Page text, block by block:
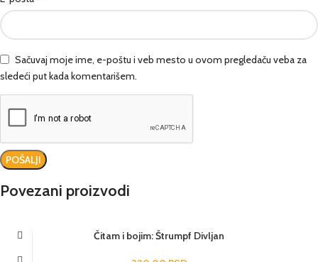
Sačuvaj moje ime, e-poštu i veb mesto u ovom pregledaču veba za
sledeći put kada komentarišem.
Povezani proizvodi
Čitam i bojim: Štrumpf Divljan